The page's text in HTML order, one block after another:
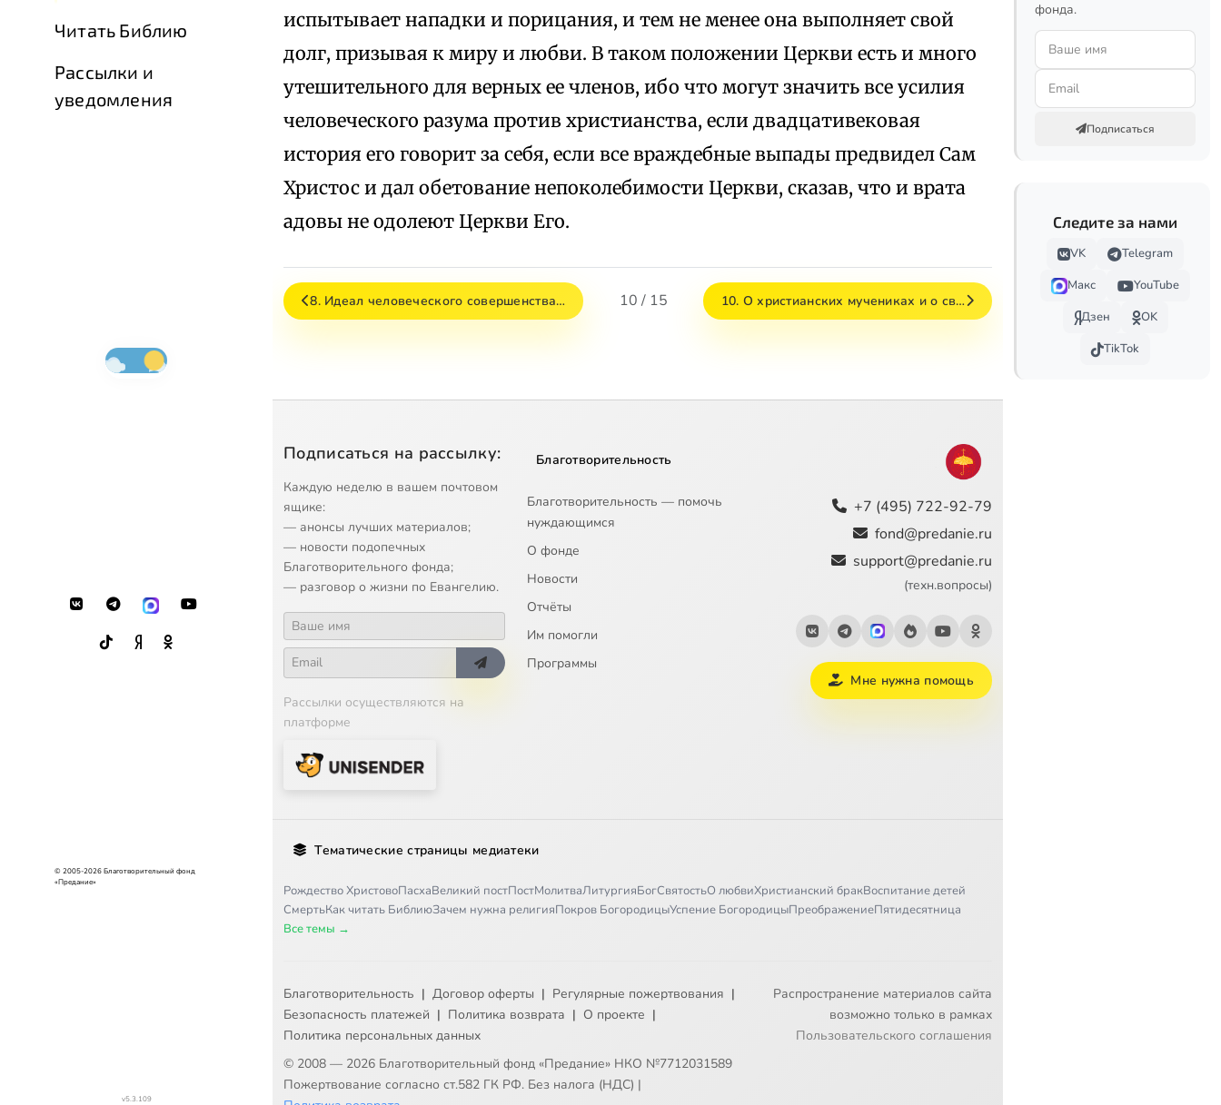
Читать Библию
Рассылки и
уведомления
© 2005-2026 Благотворительный фонд
«Предание»
v5.3.109
испытывает нападки и порицания, и тем не менее она выполняет свой
долг, призывая к миру и любви. В таком положении Церкви есть и много
утешительного для верных ее членов, ибо что могут значить все усилия
человеческого разума против христианства, если двадцативековая
история его говорит за себя, если все враждебные выпады предвидел Сам
Христос и дал обетование непоколебимости Церкви, сказав, что и врата
адовы не одолеют Церкви Его.
8. Идеал человеческого совершенства… 10 / 15 10. О христианских мучениках и о св…
Подписаться на рассылку:
Каждую неделю в вашем почтовом
ящике:
— анонсы лучших материалов;
— новости подопечных
Благотворительного фонда;
— разговор о жизни по Евангелию.
Рассылки осуществляются на
платформе
Благотворительность
Благотворительность — помочь
нуждающимся
О фонде
Новости
Отчёты
Им помогли
Программы
+7 (495) 722-92-79
fond@predanie.ru
support@predanie.ru
(техн.вопросы)
Мне нужна помощь
Тематические страницы медиатеки
Рождество ХристовоПасхаВеликий постПостМолитваЛитургияБогСвятостьО любвиХристианский бракВоспитание детей
СмертьКак читать БиблиюЗачем нужна религияПокров БогородицыУспение БогородицыПреображениеПятидесятница
Все темы →
Благотворительность | Договор оферты | Регулярные пожертвования |
Безопасность платежей | Политика возврата | О проекте |
Политика персональных данных
© 2008 — 2026 Благотворительный фонд «Предание» НКО №7712031589
Пожертвование согласно ст.582 ГК РФ. Без налога (НДС) |
Распространение материалов сайта
возможно только в рамках
Пользовательского соглашения
фонда.
Подписаться
Следите за нами
VK
Telegram
Макс
YouTube
Дзен
OK
TikTok